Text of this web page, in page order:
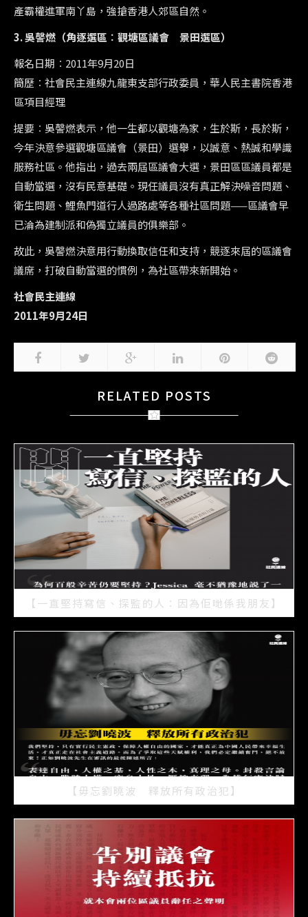
產霸權進軍南丫島，強搶香港人郊區自然。
3. 吳謦燃（角逐選區︰觀塘區議會 景田選區）
報名日期︰2011年9月20日
簡歷︰社會民主連線九龍東支部行政委員，華人民主書院香港
區項目經理
提要︰吳謦燃表示，他一生都以觀塘為家，生於斯，長於斯，
今年決意參選觀塘區議會（景田）選舉，以誠意、熱誠和學識
服務社區。他指出，過去兩屆區議會大選，景田區區議員都是
自動當選，沒有民意基礎。現任議員沒有真正解決噪音問題、
衛生問題、鯉魚門道行人過路處等各種社區問題——區議會早
已淪為建制派和偽獨立議員的俱樂部。
故此，吳謦燃決意用行動換取信任和支持，競逐來屆的區議會
議席，打破自動當選的慣例，為社區帶來新開始。
社會民主連線
2011年9月24日
RELATED POSTS
【一直堅持寫信、探監的人：因為佢哋係我朋友】
2021/07/15
【毋忘劉曉波 釋放所有政治犯】